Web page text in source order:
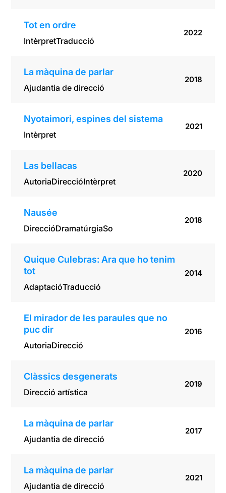
Tot en ordre
IntèrpretTraducció
2022
La màquina de parlar
Ajudantia de direcció
2018
Nyotaimori, espines del sistema
Intèrpret
2021
Las bellacas
AutoriaDireccióIntèrpret
2020
Nausée
DireccióDramatúrgiaSo
2018
Quique Culebras: Ara que ho tenim
tot
AdaptacióTraducció
2014
El mirador de les paraules que no
puc dir
AutoriaDirecció
2016
Clàssics desgenerats
Direcció artística
2019
La màquina de parlar
Ajudantia de direcció
2017
La màquina de parlar
Ajudantia de direcció
2021